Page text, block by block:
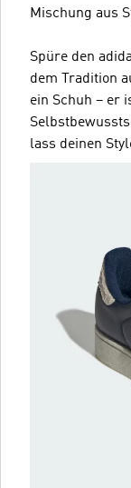
Mischung aus
Spüre den
dem Tradition
ein Schuh – er
lass deinen